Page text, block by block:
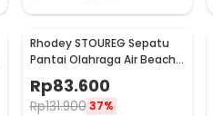
Rhodey STOUREG Sepatu
Pantai Olahraga Air Beach
Shoes 43 - 6688
Rp83.600
Rp131.900 37%